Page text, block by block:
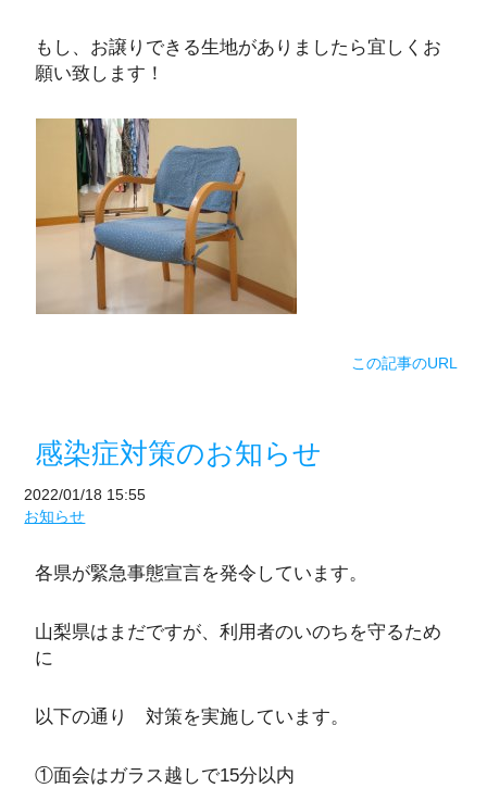
もし、お譲りできる生地がありましたら宜しくお
願い致します！
この記事のURL
感染症対策のお知らせ
2022/01/18 15:55
お知らせ
各県が緊急事態宣言を発令しています。
山梨県はまだですが、利用者のいのちを守るため
に
以下の通り 対策を実施しています。
①面会はガラス越しで15分以内